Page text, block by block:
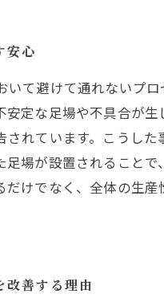
安心
て避けて通れないプ
定な足場や不具合が
れています。こうし
場が設置されること
けでなく、全体の生
改善する理由